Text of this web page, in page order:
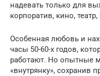
надевать только для
корпоратив, кино,
Особенная любовь и
часы 50-60-х годов,
работают. Но опытные
«внутрянку», сохранив